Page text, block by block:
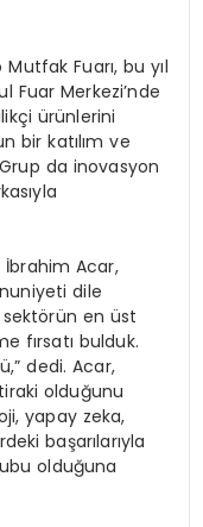
Mutfak Fuarı, bu yıl
Fuar Merkezi’nde
ürünlerini
bir katılım ve
da inovasyon
İbrahim Acar,
dile
sektörün en üst
fırsatı bulduk.
dedi. Acar,
olduğunu
yapay zeka,
başarılarıyla
olduğuna